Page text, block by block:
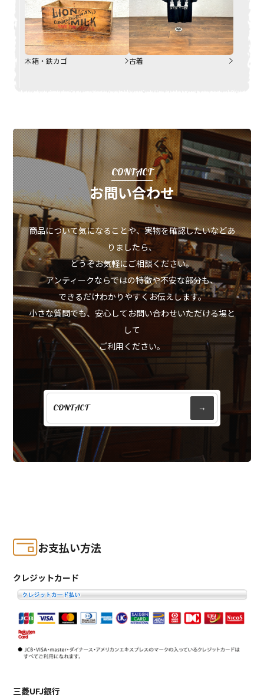
木箱・鉄カゴ 古着
CONTACT
お問い合わせ
商品について気になることや、実物を確認したいなどあ
りましたら、
どうぞお気軽にご相談ください。
アンティークならではの特徴や不安な部分も、
できるだけわかりやすくお伝えします。
小さな質問でも、安心してお問い合わせいただける場と
して
ご利用ください。
CONTACT →
お支払い方法
クレジットカード
三菱UFJ銀行